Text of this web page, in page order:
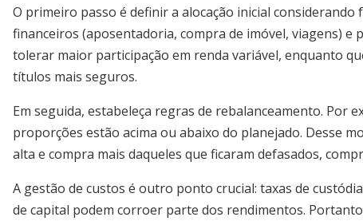
O primeiro passo é definir a alocação inicial
financeiros (aposentadoria, compra de imóvel, viagens) e
tolerar maior participação em renda variável, enquanto
títulos mais seguros.
Em seguida, estabeleça regras de rebalanceamento. Por
proporções estão acima ou abaixo do planejado. Desse
alta e compra mais daqueles que ficaram defasados,
A gestão de custos é outro ponto crucial: taxas de
de capital podem corroer parte dos rendimentos.